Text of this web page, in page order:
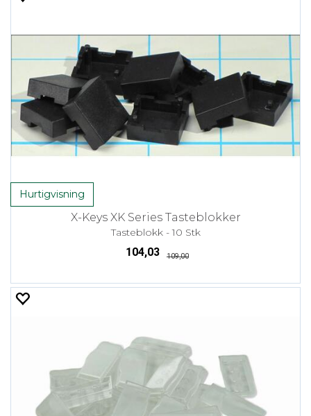
Hurtigvisning
X-Keys XK Series Tasteblokker
Tasteblokk - 10 Stk
104,03 109,00